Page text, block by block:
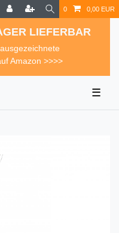
0 0,00 EUR
LIEFERBAR
Amazon >>>>
☰